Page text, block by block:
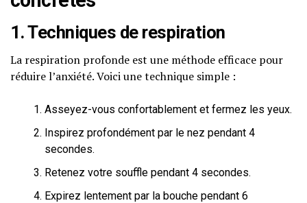
1. Techniques de respiration
La respiration profonde est une méthode efficace pour
réduire l’anxiété. Voici une technique simple :
Asseyez-vous confortablement et fermez les yeux.
Inspirez profondément par le nez pendant 4
secondes.
Retenez votre souffle pendant 4 secondes.
Expirez lentement par la bouche pendant 6